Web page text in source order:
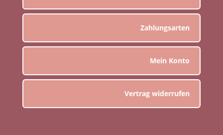
Zahlungsarten
Mein Konto
Vertrag widerrufen